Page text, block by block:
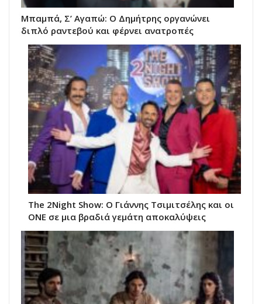
Μπαμπά, Σ’ Αγαπώ: Ο Δημήτρης οργανώνει
διπλό ραντεβού και φέρνει ανατροπές
The 2Night Show: Ο Γιάννης Τσιμιτσέλης και οι
ONE σε μια βραδιά γεμάτη αποκαλύψεις